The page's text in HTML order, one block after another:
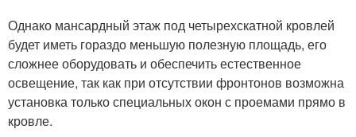
Однако мансардный этаж под четырехскатной кровлей
будет иметь гораздо меньшую полезную площадь, его
сложнее оборудовать и обеспечить естественное
освещение, так как при отсутствии фронтонов возможна
установка только специальных окон с проемами прямо в
кровле.